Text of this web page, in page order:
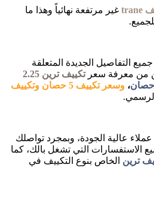
trane غير مرتفعة نهائياً وهذا ما
التفاصيل الجديدة المتعلقة
من معرفة سعر
تكييف ترين 2.25
، وسعر تكييف 5 حصان
وتكييف
عملاء عالية الجودة، وبمجرد تواصلك
الاستفسارات التي تشغل بالك، كما
ترين الخاص بنوع التكييف في